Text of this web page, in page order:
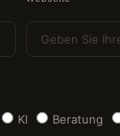
KI Beratung